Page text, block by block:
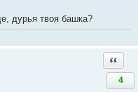
дурья твоя башка?
4